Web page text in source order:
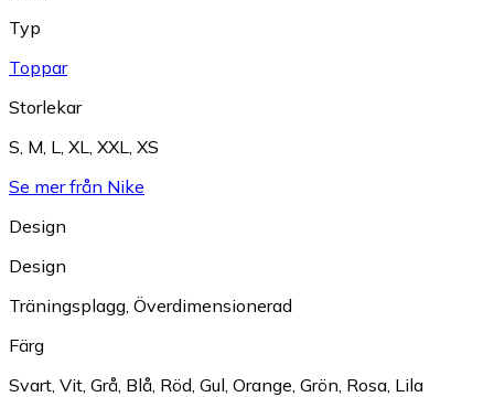
Typ
Toppar
Storlekar
S M L XL XXL
XS
Se mer från Nike
Design
Design
Träningsplagg Överdimensionerad
Färg
Svart Vit Grå Blå Röd Gul Orange Grön Rosa Lila